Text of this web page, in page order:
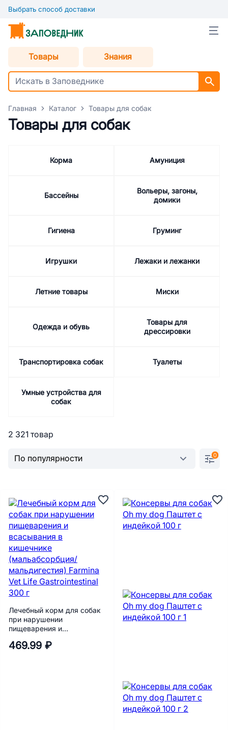
Выбрать способ доставки
Товары Знания
Главная Каталог Товары для собак
Товары для собак
Корма Амуниция
Бассейны
Вольеры, загоны,
домики
Гигиена Груминг
Игрушки Лежаки и лежанки
Летние товары Миски
Одежда и обувь
Товары для
дрессировки
Транспортировка собак Туалеты
Умные устройства для
собак
2 321 товар
0
Лечебный корм для собак
при нарушении
пищеварения и
(мальабсорбция/
469.99 ₽